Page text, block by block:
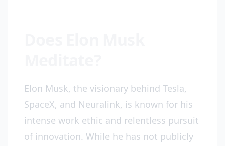
Elon Musk, the visionary behind Tesla,
SpaceX, and Neuralink, is known for his
intense work ethic and relentless pursuit
of innovation. While he has not publicly